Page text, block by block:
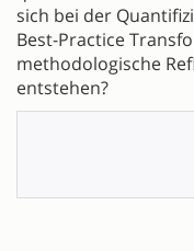
sich bei der
Best-Practice
methodologische
entstehen?